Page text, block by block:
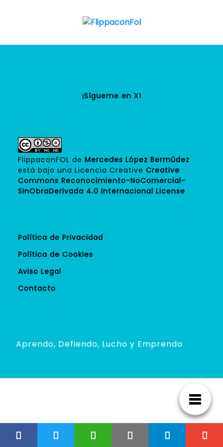
¡Sígueme en X!
FlippaconFOL de Mercedes López Bermúdez
está bajo una Licencia Creative Creative
Commons Reconocimiento-NoComercial-
SinObraDerivada 4.0 Internacional License
Política de Privacidad
Política de Cookies
Aviso Legal
Contacto
Aprendo, Defiendo, Lucho y Emprendo